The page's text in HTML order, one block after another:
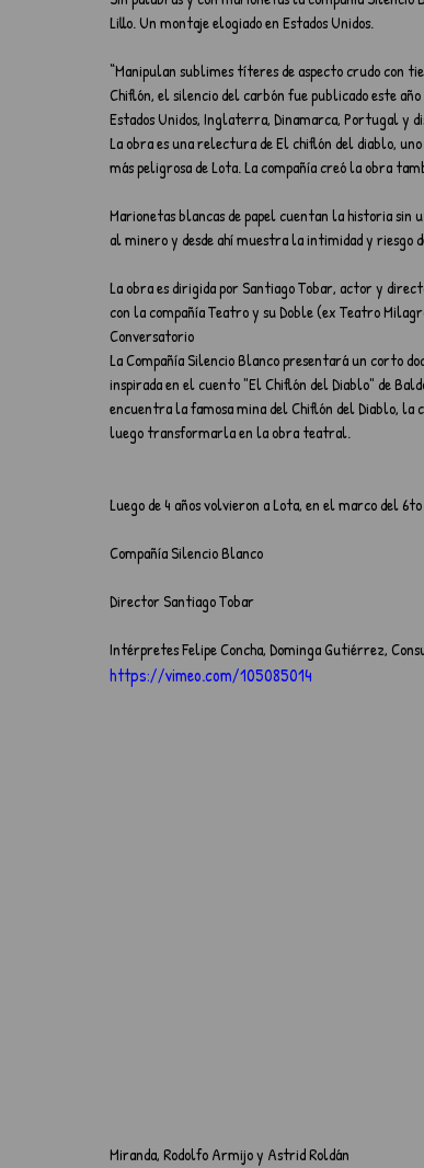
Lillo. Un montaje elogiado en Estados Unidos.
“Manipulan sublimes títeres de aspecto crudo con
Chiflón, el silencio del carbón fue publicado este
Estados Unidos, Inglaterra, Dinamarca, Portugal y
La obra es una relectura de El chiflón del diablo,
más peligrosa de Lota. La compañía creó la obra
Marionetas blancas de papel cuentan la historia
al minero y desde ahí muestra la intimidad y riesgo
La obra es dirigida por Santiago Tobar, actor y
con la compañía Teatro y su Doble (ex Teatro
Conversatorio
La Compañía Silencio Blanco presentará un corto
inspirada en el cuento "El Chiflón del Diablo" de
encuentra la famosa mina del Chiflón del Diablo, la
luego transformarla en la obra teatral.
Luego de 4 años volvieron a Lota, en el marco del
Compañía Silencio Blanco
Director Santiago Tobar
Intérpretes Felipe Concha, Dominga Gutiérrez,
https://vimeo.com/105085014
Miranda, Rodolfo Armijo y Astrid Roldán